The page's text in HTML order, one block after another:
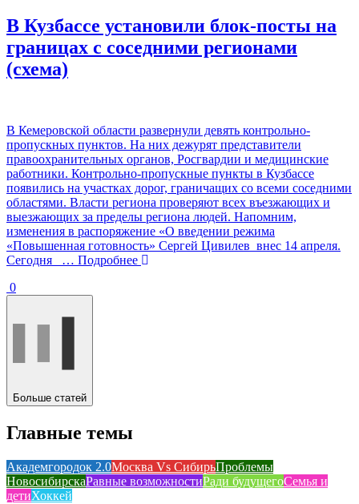
В Кузбассе установили блок-посты на
границах с соседними регионами
(схема)
В Кемеровской области развернули девять контрольно-
пропускных пунктов. На них дежурят представители
правоохранительных органов, Росгвардии и медицинские
работники. Контрольно-пропускные пункты в Кузбассе
появились на участках дорог, граничащих со всеми соседними
областями. Власти региона проверяют всех въезжающих и
выезжающих за пределы региона людей. Напомним,
изменения в распоряжение «О введении режима
«Повышенная готовность» Сергей Цивилев внес 14 апреля.
Сегодня
… Подробнее
0
Больше статей
Главные темы
Академгородок 2.0Москва Vs СибирьПроблемы
НовосибирскаРавные возможностиРади будущегоСемья и
детиХоккей